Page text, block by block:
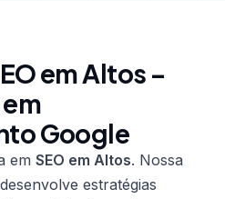
em Altos –
Google
em SEO em Altos. Nossa
estratégias